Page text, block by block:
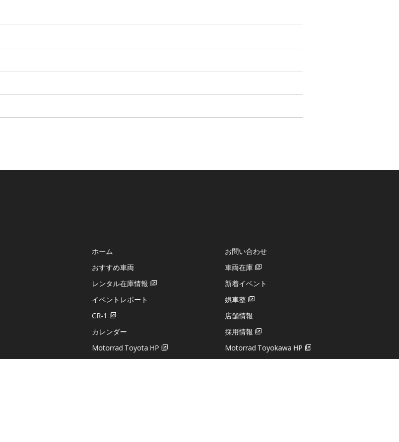
ホーム
お問い合わせ
おすすめ車両
車両在庫
レンタル在庫情報
新着イベント
イベントレポート
娯車整
CR-1
店舗情報
カレンダー
採用情報
Motorrad Toyota HP
Motorrad Toyokawa HP